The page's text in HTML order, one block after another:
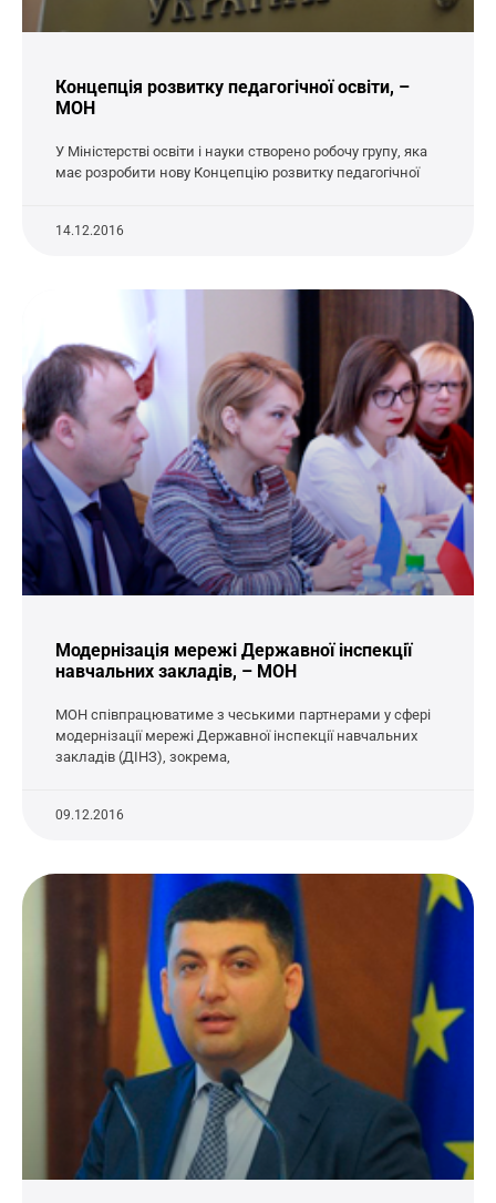
Концепція розвитку педагогічної освіти, –
МОН
У Міністерстві освіти і науки створено робочу групу, яка
має розробити нову Концепцію розвитку педагогічної
14.12.2016
Модернізація мережі Державної інспекції
навчальних закладів, – МОН
МОН співпрацюватиме з чеськими партнерами у сфері
модернізації мережі Державної інспекції навчальних
закладів (ДІНЗ), зокрема,
09.12.2016